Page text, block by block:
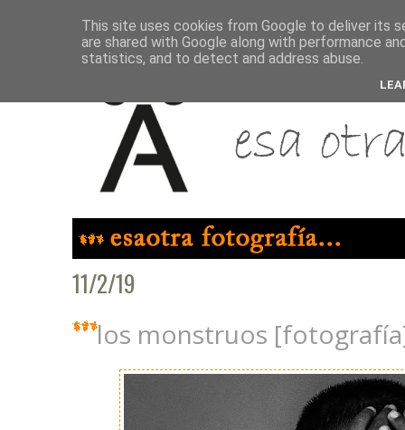
11/2/19
los monstruos
This site uses cookies from Google to deliver its
are shared with Google along with performance
statistics, and to detect and address abuse.